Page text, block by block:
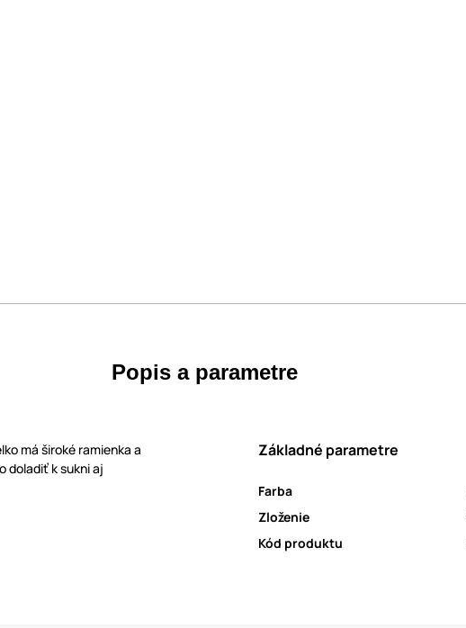
Popis a parametre
má široké ramienka a
doladiť k sukni aj
Základné parametre
Farba
Zloženie
Kód produktu